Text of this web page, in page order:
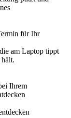
für Ihr
Ihrem